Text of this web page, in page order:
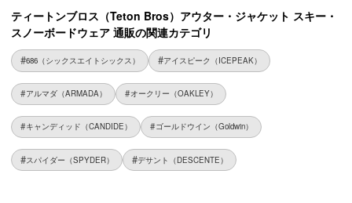
ティートンブロス（Teton Bros）アウター・ジャケット スキー・
スノーボードウェア 通販の関連カテゴリ
686（シックスエイトシックス） アイスピーク（ICEPEAK）
アルマダ（ARMADA） オークリー（OAKLEY）
キャンディッド（CANDIDE） ゴールドウイン（Goldwin）
スパイダー（SPYDER） デサント（DESCENTE）